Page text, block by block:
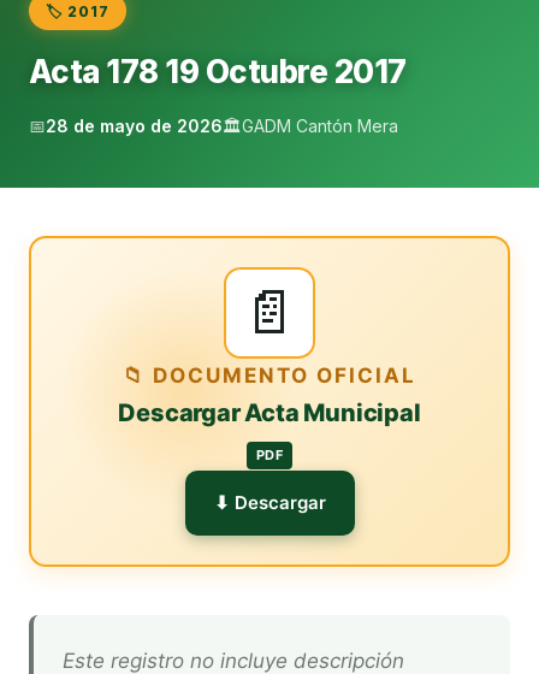
🏷️ 2017
Acta 178 19 Octubre 2017
📅28 de mayo de 2026🏛️GADM Cantón Mera
📄
📁 DOCUMENTO OFICIAL
Descargar Acta Municipal
PDF
⬇ Descargar
Este registro no incluye descripción